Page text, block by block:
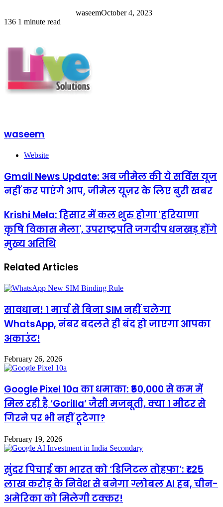
waseemOctober 4, 2023
136 1 minute read
waseem
Website
Gmail News Update: अब जीमेल की ये सर्विस यूज
नहीं कर पाएंगे आप, जीमेल यूज़र के लिए बुरी खबर
Krishi Mela: हिसार में कल शुरु होगा 'हरियाणा
कृषि विकास मेला', उपराष्ट्रपति जगदीप धनखड़ होंगे
मुख्य अतिथि
Related Articles
सावधान! 1 मार्च से बिना SIM नहीं चलेगा
WhatsApp, नंबर बदलते ही बंद हो जाएगा आपका
अकाउंट!
February 26, 2026
Google Pixel 10a का धमाका: ₹50,000 से कम में
मिल रही है ‘Gorilla’ जैसी मजबूती, क्या 1 मीटर से
गिरने पर भी नहीं टूटेगा?
February 19, 2026
सुंदर पिचाई का भारत को ‘डिजिटल तोहफा’: ₹1.25
लाख करोड़ के निवेश से बनेगा ग्लोबल AI हब, चीन-
अमेरिका को मिलेगी टक्कर!